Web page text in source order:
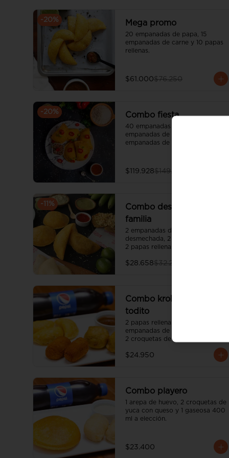
-20% Mega promo
20 empanadas de papa, 15
empanadas de carne y 10 papas
rellenas.
$61.000$76.250
-20% Combo fiesta
40 empanadas de papa, 25
empanadas de carne, 25
empanadas de queso y 10 papas
$119.928$149.910
-11 %
Combo desayuno en
familia
2 empanadas de carne
desmechada, 2 palos de queso y
2 papas rellenas.
$28.658$32.200
Combo krokantes de
todito
2 papas rellenas pequeñas, 3
empanadas de carne pequeñas,
2 croquetas de pollo y 1 gaseosa
$24.950
Combo playero
1 arepa de huevo, 2 croquetas de
yuca con queso y 1 gaseosa 400
ml a elección.
$23.400